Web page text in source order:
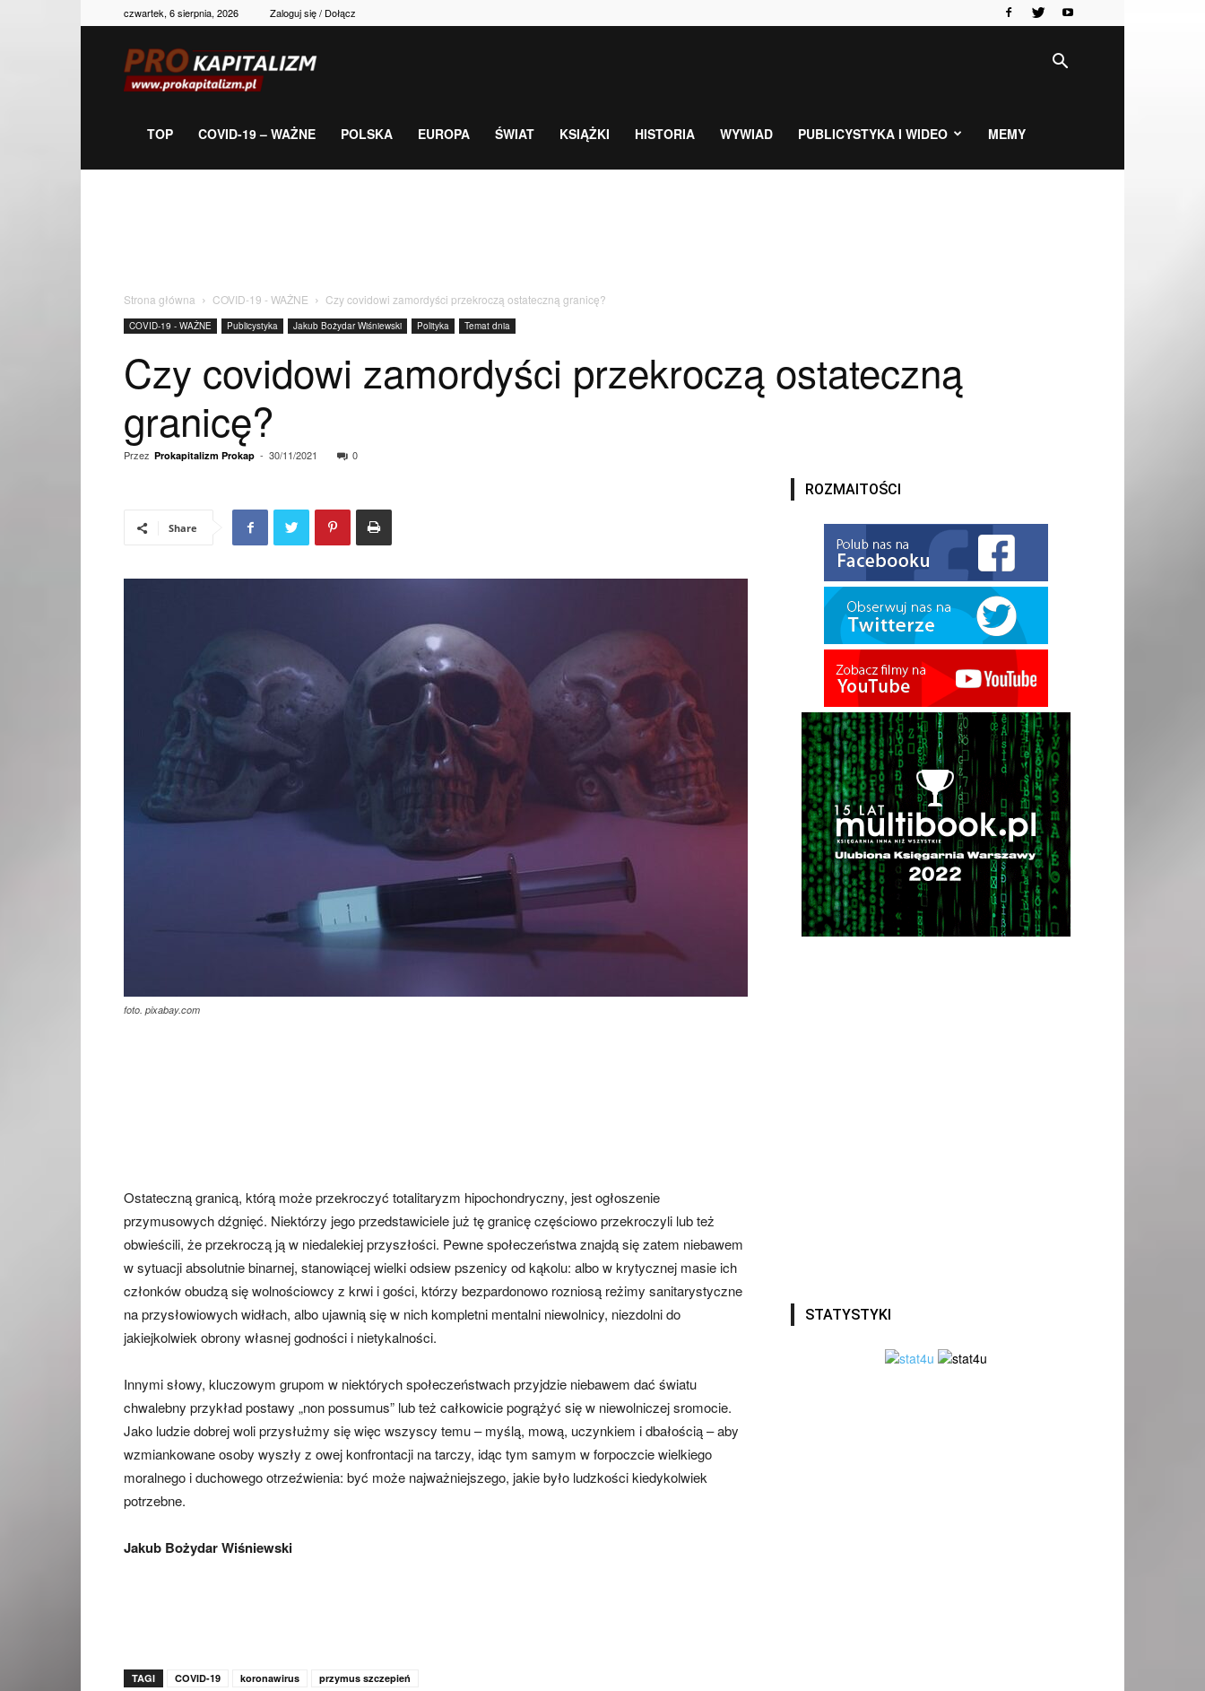
czwartek, 6 sierpnia, 2026 Zaloguj się / Dołącz
gospodarka,
TOP COVID-19 – WAŻNE POLSKA EUROPA ŚWIAT KSIĄŻKI HISTORIA WYWIAD PUBLICYSTYKA I WIDEO MEMY
Strona główna COVID-19 - WAŻNE Czy covidowi zamordyści przekroczą ostateczną granicę?
COVID-19 - WAŻNE Publicystyka Jakub Bożydar Wiśniewski Polityka Temat dnia
Czy covidowi zamordyści przekroczą ostateczną
granicę?
Przez Prokapitalizm Prokap - 30/11/2021 0
Share
foto. pixabay.com
Ostateczną granicą, którą może przekroczyć totalitaryzm hipochondryczny, jest ogłoszenie
przymusowych dźgnięć. Niektórzy jego przedstawiciele już tę granicę częściowo przekroczyli lub też
obwieścili, że przekroczą ją w niedalekiej przyszłości. Pewne społeczeństwa znajdą się zatem niebawem
w sytuacji absolutnie binarnej, stanowiącej wielki odsiew pszenicy od kąkolu: albo w krytycznej masie ich
członków obudzą się wolnościowcy z krwi i gości, którzy bezpardonowo rozniosą reżimy sanitarystyczne
na przysłowiowych widłach, albo ujawnią się w nich kompletni mentalni niewolnicy, niezdolni do
jakiejkolwiek obrony własnej godności i nietykalności.
Innymi słowy, kluczowym grupom w niektórych społeczeństwach przyjdzie niebawem dać światu
chwalebny przykład postawy „non possumus” lub też całkowicie pogrążyć się w niewolniczej sromocie.
Jako ludzie dobrej woli przysłużmy się więc wszyscy temu – myślą, mową, uczynkiem i dbałością – aby
wzmiankowane osoby wyszły z owej konfrontacji na tarczy, idąc tym samym w forpoczcie wielkiego
moralnego i duchowego otrzeźwienia: być może najważniejszego, jakie było ludzkości kiedykolwiek
potrzebne.
Jakub Bożydar Wiśniewski
TAGI COVID-19 koronawirus przymus szczepień
ROZMAITOŚCI
STATYSTYKI